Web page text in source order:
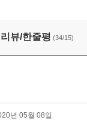
리뷰/한줄평 (34/15)
년 05월 08일